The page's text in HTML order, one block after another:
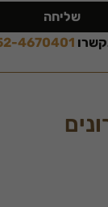
שליחה
4670401